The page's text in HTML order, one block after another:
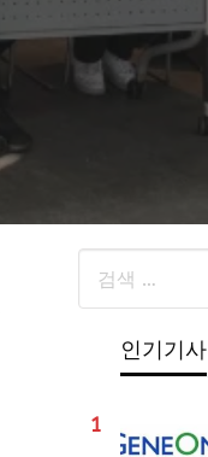
인기기사
1